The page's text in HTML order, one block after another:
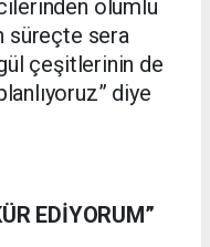
olumlu
süreçte sera
çeşitlerinin de
diye
EDİYORUM”